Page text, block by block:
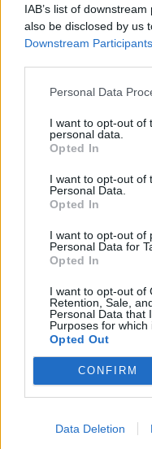
IAB’s list of
also be disclosed by us
Downstream Participants
Personal Data
I want to opt-out of
personal data.
Opted In
I want to opt-out of
Personal Data.
Opted In
I want to opt-out of
Personal Data for
Opted In
I want to opt-out of
Retention, Sale,
Personal Data that
Purposes for which
Opted Out
CONFIRM
Data Deletion
e Enea Mihajt në MLS,
mbrojtësi ndëshkohet
të kuq dhe gjobë
Vinicius zbraz profilin
Instagram teksa
bisedimet me Real
Madridin hyjnë në fazën
vendimtare
të fundit